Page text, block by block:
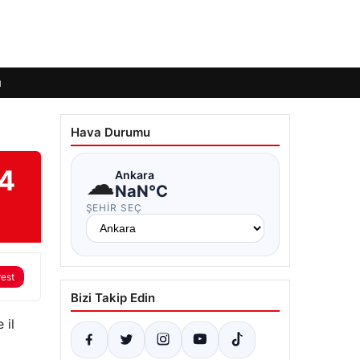
il
Hava Durumu
☁Ankara
NaN°C
ŞEHIR SEÇ
Bizi Takip Edin